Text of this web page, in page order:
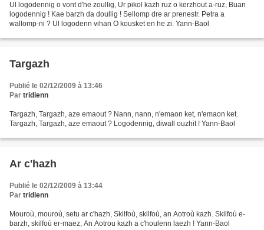
Ul logodennig o vont d'he zoullig, Ur pikol kazh ruz o kerzhout a-ruz, Buan
logodennig ! Kae barzh da doullig ! Sellomp dre ar prenestr. Petra a
wallomp-ni ? Ul logodenn vihan O kousket en he zi. Yann-Baol
Targazh
Publié le 02/12/2009 à 13:46
Par tridienn
Targazh, Targazh, aze emaout ? Nann, nann, n'emaon ket, n'emaon ket.
Targazh, Targazh, aze emaout ? Logodennig, diwall ouzhit ! Yann-Baol
Ar c'hazh
Publié le 02/12/2009 à 13:44
Par tridienn
Mouroù, mouroù, setu ar c'hazh, Skilfoù, skilfoù, an Aotroù kazh. Skilfoù e-
barzh, skilfoù er-maez, An Aotrou kazh a c'houlenn laezh ! Yann-Baol